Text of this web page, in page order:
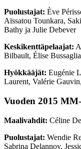
Puolustajat: Ève
Aïssatou Tounkara,
Bathy ja Julie Debever
Keskikenttäpelaajat:
Bilbault, Élise
Hyökkääjät: Eugénie
Laurent, Valérie
Vuoden 2015
Maalivahdit: Céline
Puolustajat: Wendie
Sabrina Delannoy,